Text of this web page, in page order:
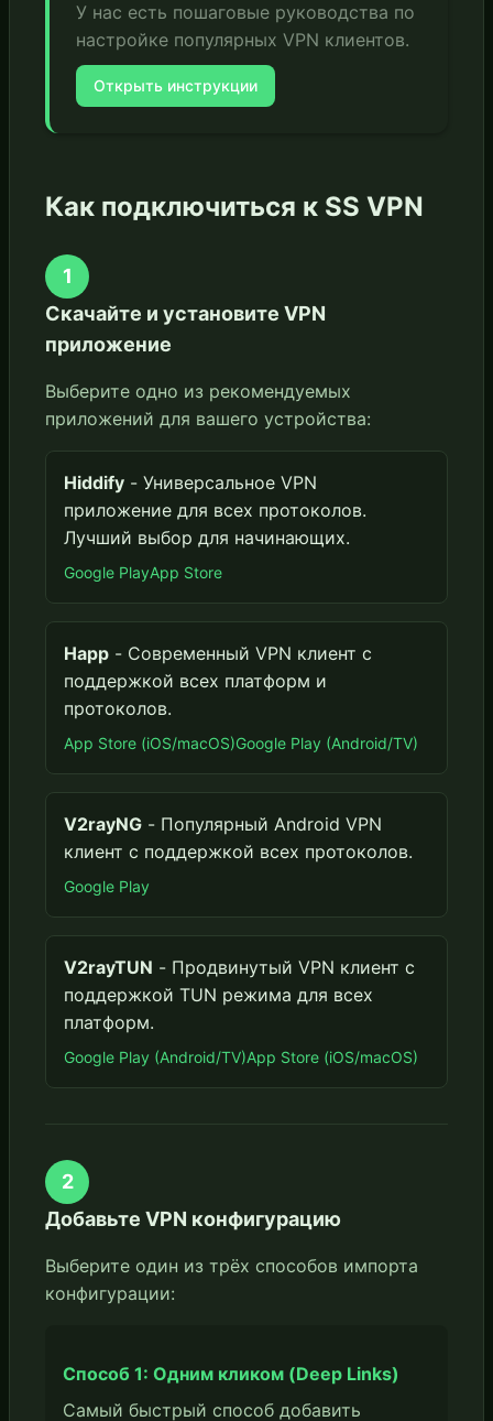
У нас есть пошаговые руководства по
настройке популярных VPN клиентов.
Открыть инструкции
Как подключиться к SS VPN
1
Скачайте и установите VPN
приложение
Выберите одно из рекомендуемых
приложений для вашего устройства:
Hiddify - Универсальное VPN
приложение для всех протоколов.
Лучший выбор для начинающих.
Google PlayApp Store
Happ - Современный VPN клиент с
поддержкой всех платформ и
протоколов.
App Store (iOS/macOS)Google Play (Android/TV)
V2rayNG - Популярный Android VPN
клиент с поддержкой всех протоколов.
Google Play
V2rayTUN - Продвинутый VPN клиент с
поддержкой TUN режима для всех
платформ.
Google Play (Android/TV)App Store (iOS/macOS)
2
Добавьте VPN конфигурацию
Выберите один из трёх способов импорта
конфигурации:
Способ 1: Одним кликом (Deep Links)
Самый быстрый способ добавить